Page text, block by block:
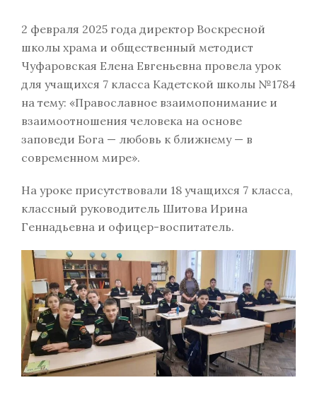
2 февраля 2025 года директор Воскресной
школы храма и общественный методист
Чуфаровская Елена Евгеньевна провела урок
для учащихся 7 класса Кадетской школы №1784
на тему: «Православное взаимопонимание и
взаимоотношения человека на основе
заповеди Бога — любовь к ближнему — в
современном мире».
На уроке присутствовали 18 учащихся 7 класса,
классный руководитель Шитова Ирина
Геннадьевна и офицер-воспитатель.